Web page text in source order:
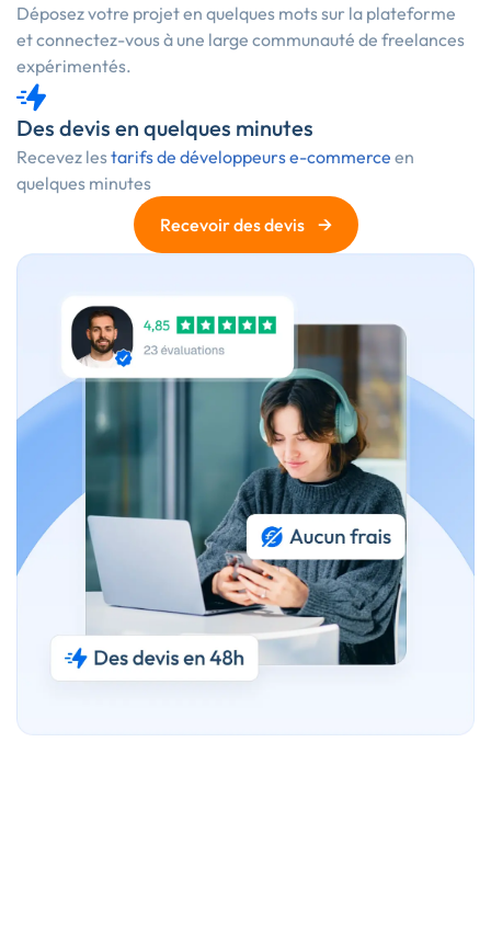
Déposez votre projet en quelques mots sur la plateforme
et connectez-vous à une large communauté de freelances
expérimentés.
Des devis en quelques minutes
Recevez lestarifs de développeurs e-commerce en
quelques minutes
Recevoir des devis
→